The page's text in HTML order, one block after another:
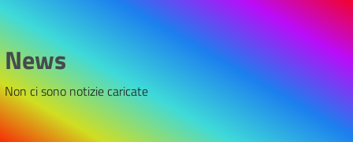
News
Non ci sono notizie caricate